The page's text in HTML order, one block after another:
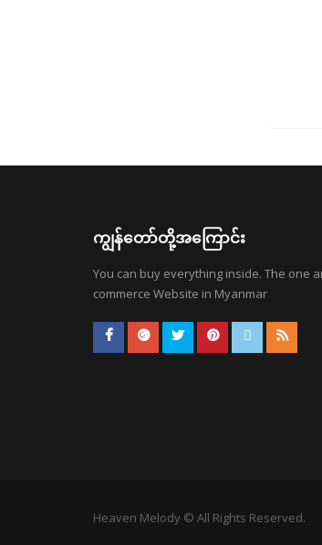
ကျွန်တော်တို့အကြောင်း
You can buy everything inside. The one
commerce Website in Myanmar
Heaven Melody © All Rights Reserved.